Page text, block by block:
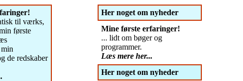
til værks,
første
de redskaber
Her noget om nyheder
Mine første erfaringer!
... lidt om bøger og
programmer.
Læs mere her...
Her noget om nyheder